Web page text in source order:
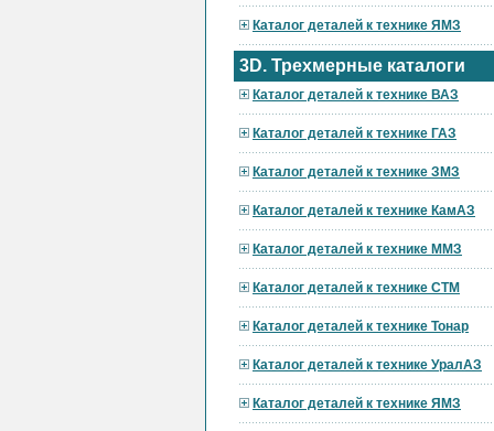
Каталог деталей к технике ЯМЗ
3D. Трехмерные каталоги
Каталог деталей к технике ВАЗ
Каталог деталей к технике ГАЗ
Каталог деталей к технике ЗМЗ
Каталог деталей к технике КамАЗ
Каталог деталей к технике ММЗ
Каталог деталей к технике СТМ
Каталог деталей к технике Тонар
Каталог деталей к технике УралАЗ
Каталог деталей к технике ЯМЗ